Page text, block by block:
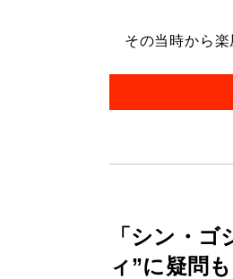
その当時から楽
「シン・
ィ”に疑問